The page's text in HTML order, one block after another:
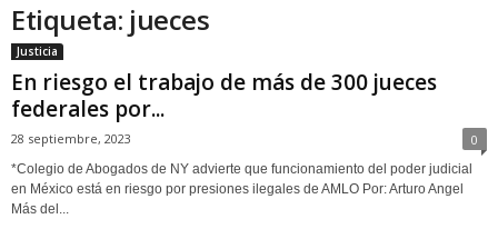
Etiqueta: jueces
Justicia
En riesgo el trabajo de más de 300 jueces
federales por...
28 septiembre, 2023 0
*Colegio de Abogados de NY advierte que funcionamiento del poder judicial
en México está en riesgo por presiones ilegales de AMLO Por: Arturo Angel
Más del...